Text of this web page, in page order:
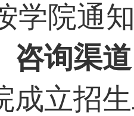
学院通
咨询渠道
成立招